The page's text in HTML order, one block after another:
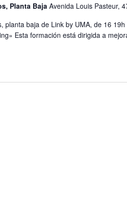
Planta Baja Avenida Louis Pasteur,
planta baja de Link by UMA, de 16
Esta formación está dirigida a